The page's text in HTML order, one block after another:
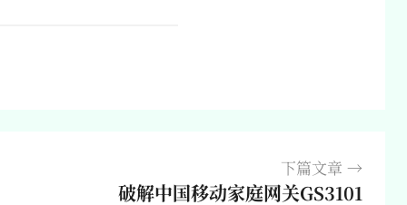
下篇文章
破解中国移动家庭网关GS3101